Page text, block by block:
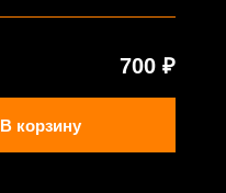
700 ₽
В корзину